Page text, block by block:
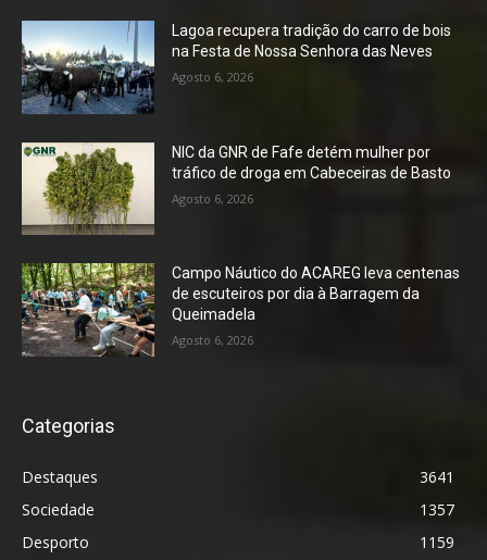
Lagoa recupera tradição do carro de bois
na Festa de Nossa Senhora das Neves
Agosto 6, 2026
NIC da GNR de Fafe detém mulher por
tráfico de droga em Cabeceiras de Basto
Agosto 6, 2026
Campo Náutico do ACAREG leva centenas
de escuteiros por dia à Barragem da
Queimadela
Agosto 6, 2026
Categorias
Destaques
3641
Sociedade
1357
Desporto
1159